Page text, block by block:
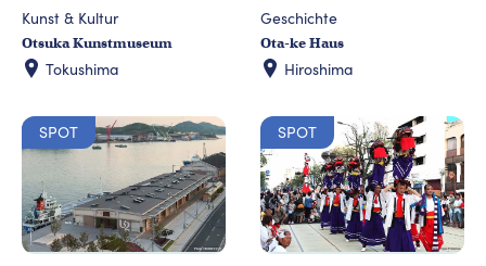
Kunst & Kultur
Otsuka Kunstmuseum
Tokushima
Geschichte
Ota-ke Haus
Hiroshima
SPOT SPOT